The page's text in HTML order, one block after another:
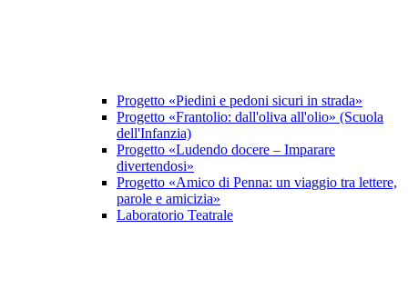
Progetto «Piedini e pedoni sicuri in strada»
Progetto «Frantolio: dall'oliva all'olio» (Scuola
dell'Infanzia)
Progetto «Ludendo docere – Imparare
divertendosi»
Progetto «Amico di Penna: un viaggio tra lettere,
parole e amicizia»
Laboratorio Teatrale